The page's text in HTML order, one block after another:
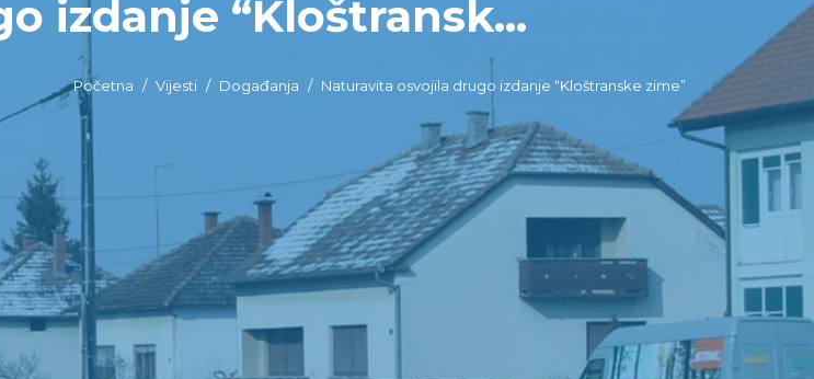
izdanje “Kloštransk...
Početna Vijesti Događanja Naturavita osvojila drugo izdanje “Kloštranske zime”